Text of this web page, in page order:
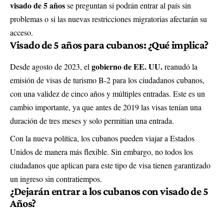
visado de 5 añosse preguntan si podrán entrar al país sin
problemas o si las nuevas restricciones migratorias afectarán su
acceso.
Visado de 5 años para cubanos: ¿Qué implica?
Desde agosto de 2023, el gobierno de EE. UU.reanudó la
emisión de visas de turismo B-2 para los ciudadanos cubanos,
con una validez de cinco años y múltiples entradas. Este es un
cambio importante, ya que antes de 2019 las visas tenían una
duración de tres meses y solo permitían una entrada.
Con la nueva política, los cubanos pueden viajar a Estados
Unidos de manera más flexible. Sin embargo, no todos los
ciudadanos que aplican para este tipo de visa tienen garantizado
un ingreso sin contratiempos.
¿Dejarán entrar a los cubanos con visado de 5
Años?